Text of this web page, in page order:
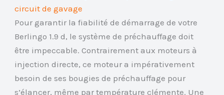
circuit de gavage
Pour garantir la fiabilité de démarrage de votre
Berlingo 1.9 d, le système de préchauffage doit
être impeccable. Contrairement aux moteurs à
injection directe, ce moteur a impérativement
besoin de ses bougies de préchauffage pour
s’élancer, même par température clémente. Une